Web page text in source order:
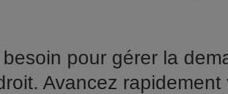
pour gérer la
Avancez